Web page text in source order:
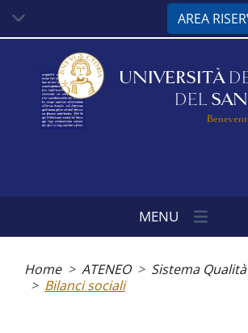
contenuto
AREA
UNIVERSITÀ
DEL
MENU
pane
Home ATENEO
Sistema Qualità
Bilanci sociali